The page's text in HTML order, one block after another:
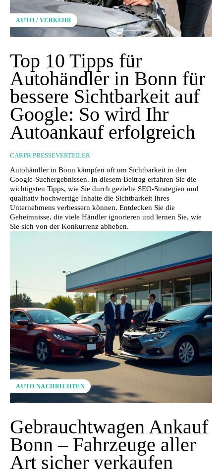
AUTO / VERKEHR
Top 10 Tipps für
Autohändler in Bonn für
bessere Sichtbarkeit auf
Google: So wird Ihr
Autoankauf erfolgreich
CARPR PRESSEVERTEILER
Autohändler in Bonn kämpfen oft um Sichtbarkeit in den
Google-Suchergebnissen. In diesem Beitrag erfahren Sie die
wichtigsten Tipps, wie Sie durch gezielte SEO-Strategien und
qualitativ hochwertige Inhalte die Sichtbarkeit Ihres
Unternehmens verbessern können. Entdecken Sie die
Geheimnisse, die viele Händler ignorieren und lernen Sie, wie
Sie sich von der Konkurrenz abheben.
AUTO NACHRICHTEN
Gebrauchtwagen Ankauf
Bonn – Fahrzeuge aller
Art sicher verkaufen